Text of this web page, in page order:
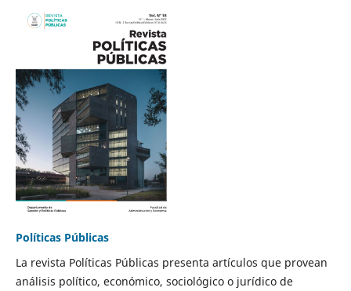
Políticas Públicas
La revista Políticas Públicas presenta artículos que provean
análisis político, económico, sociológico o jurídico de